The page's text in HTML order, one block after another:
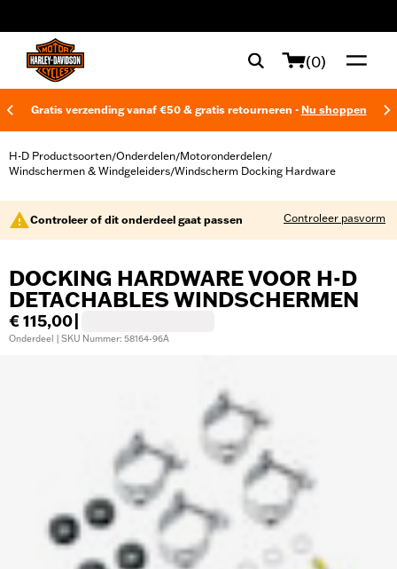
(0)
Gratis verzending vanaf €50 & gratis retourneren - Nu shoppen
H-D Productsoorten/Onderdelen/Motoronderdelen/
Windschermen & Windgeleiders/Windscherm Docking Hardware
Controleer of dit onderdeel gaat passen Controleer pasvorm
DOCKING HARDWARE VOOR H-D
DETACHABLES WINDSCHERMEN
€ 115,00
Onderdeel | SKU Nummer: 58164-96A